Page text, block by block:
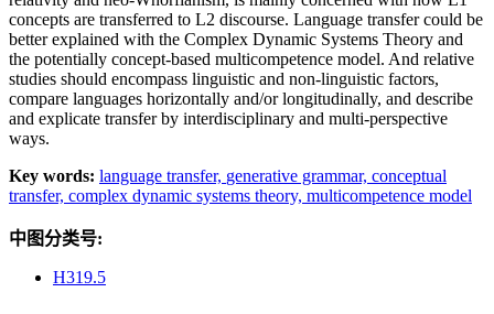
concepts are transferred to L2 discourse. Language transfer could be
better explained with the Complex Dynamic Systems Theory and
the potentially concept-based multicompetence model. And relative
studies should encompass linguistic and non-linguistic factors,
compare languages horizontally and/or longitudinally, and describe
and explicate transfer by interdisciplinary and multi-perspective
ways.
Key words: language transfer, generative grammar, conceptual
transfer, complex dynamic systems theory, multicompetence model
中图分类号:
H319.5